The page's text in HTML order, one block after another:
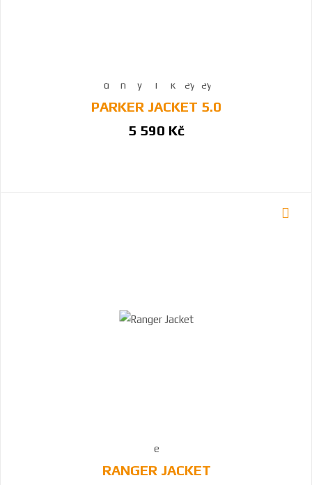
PARKER JACKET 5.0
5 590 Kč
RANGER JACKET